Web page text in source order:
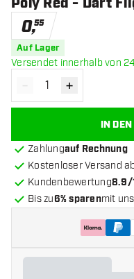
0,55
Auf Lager
Versendet innerhalb von
Menge verringern
- Menge
+
IN
Zahlungauf Rechnung
Kostenloser Versand
Kundenbewertung8.9/
Bis zu6% sparenmit